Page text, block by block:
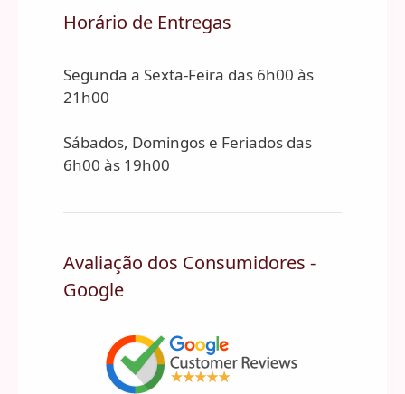
Horário de Entregas
Segunda a Sexta-Feira das 6h00 às
21h00
Sábados, Domingos e Feriados das
6h00 às 19h00
Avaliação dos Consumidores -
Google